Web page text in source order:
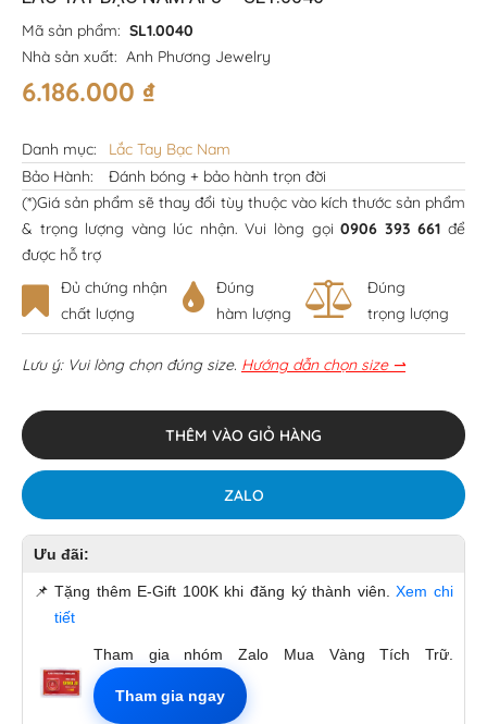
Mã sản phẩm: SL1.0040
Nhà sản xuất: Anh Phương Jewelry
6.186.000 ₫
Danh mục:
Lắc Tay Bạc Nam
Bảo Hành:
Đánh bóng + bảo hành trọn đời
(*)Giá sản phẩm sẽ thay đổi tùy thuộc vào kích thước sản phẩm
& trọng lượng vàng lúc nhận. Vui lòng gọi0906 393 661 để
được hỗ trợ
Đủ chứng nhận
chất lượng
Đúng
hàm lượng
Đúng
trọng lượng
Lưu ý: Vui lòng chọn đúng size. Hướng dẫn chọn size ⇀
THÊM VÀO GIỎ HÀNG
ZALO
Ưu đãi:
📌 Tặng thêm E-Gift 100K khi đăng ký thành viên.Xem chi
tiết
Tham gia nhóm Zalo Mua Vàng Tích Trữ.
Tham gia ngay